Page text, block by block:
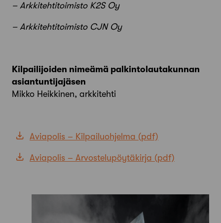
– Arkkitehtitoimisto K2S Oy
– Arkkitehtitoimisto CJN Oy
Kilpailijoiden nimeämä palkintolautakunnan
asiantuntijajäsen
Mikko Heikkinen, arkkitehti
Aviapolis – Kilpailuohjelma
Aviapolis – Arvostelupöytäkirja